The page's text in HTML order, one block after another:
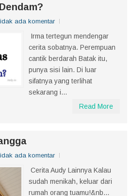
ada komentar
Irma tertegun mendengar
cerita sobatnya. Perempuan
cantik berdarah Batak itu,
punya sisi lain. Di luar
sifatnya yang terlihat
sekarang i...
Read More
ada komentar
Cerita Audy Lainnya Kalau
sudah menikah, keluar dari
rumah orang tuamu!&nb...